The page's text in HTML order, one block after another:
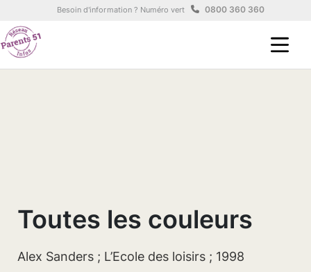
Aller au contenu principal
Besoin d'information ? Numéro vert 0800 360 360
Toutes les couleurs
Alex Sanders ; L’Ecole des loisirs ; 1998
Panneau de gestion des cookies